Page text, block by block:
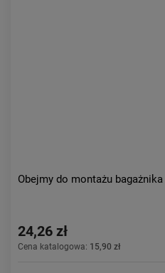
Obejmy do montażu bagażnika
24,26 zł
Cena katalogowa: 15,90 zł